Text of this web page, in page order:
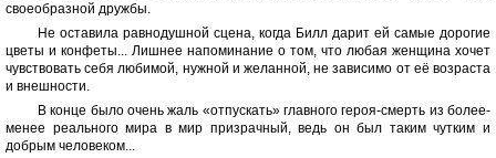
своеобразной дружбы.
Не оставила равнодушной сцена, когда Билл дарит ей самые дорогие
цветы и конфеты... Лишнее напоминание о том, что любая женщина хочет
чувствовать себя любимой, нужной и желанной, не зависимо от её возраста
и внешности.
В конце было очень жаль «отпускать» главного героя-смерть из более-
менее реального мира в мир призрачный, ведь он был таким чутким и
добрым человеком...